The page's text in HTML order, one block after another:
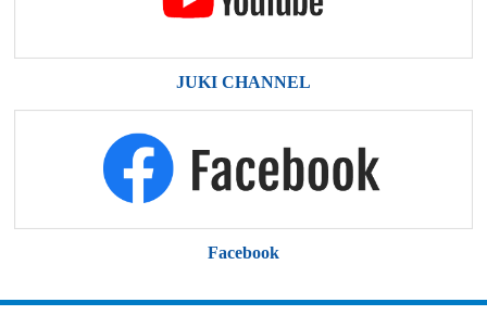
縫製工場の改善・相談関連サービス
ショールーム
JUKI CHANNEL
Facebook